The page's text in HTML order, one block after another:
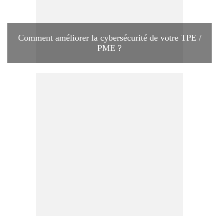
Comment améliorer la cybersécurité de votre TPE /
PME ?